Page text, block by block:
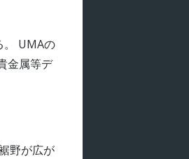
。 UMAの
金属等デ
野が広が